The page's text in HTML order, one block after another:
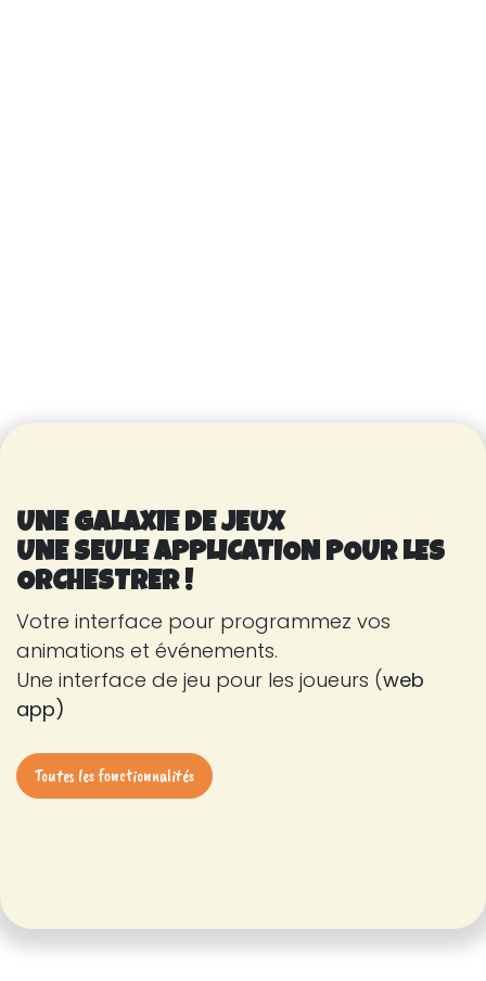
UNE GALAXIE DE JEUX
UNE SEULE APPLICATION POUR LES
ORCHESTRER !
Votre interface pour programmez vos
animations et événements.
Une interface de jeu pour les joueurs (web
app)
Toutes les fonctionnalités